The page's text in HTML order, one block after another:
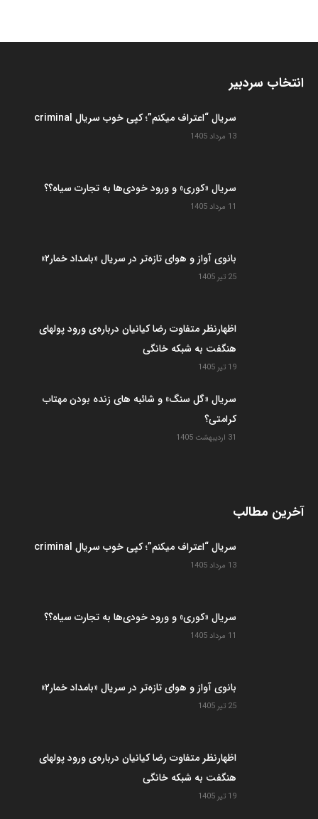
انتخاب سردبیر
سریال “اعتراف میکنم”؛ کپی خوب سریال criminal
13 مرداد 1405
سریال «کوری» و ورود خودی‌ها به تجارت سیاه؟؟
11 مرداد 1405
بانوی آواز و هوای تازه‌تر در سریال «بامداد خمار۲»
25 تیر 1405
اظهارنظر متفاوت رضا کیانیان درباره‌ی ورود پولهای
هنگفت به شبکه خانگی
19 تیر 1405
سریال «گل سنگ» و شائبه های زنده بودن مهتاب
کرامتی؟
31 اردیبهشت 1405
آخرین مطالب
سریال “اعتراف میکنم”؛ کپی خوب سریال criminal
13 مرداد 1405
سریال «کوری» و ورود خودی‌ها به تجارت سیاه؟؟
11 مرداد 1405
بانوی آواز و هوای تازه‌تر در سریال «بامداد خمار۲»
25 تیر 1405
اظهارنظر متفاوت رضا کیانیان درباره‌ی ورود پولهای
هنگفت به شبکه خانگی
19 تیر 1405